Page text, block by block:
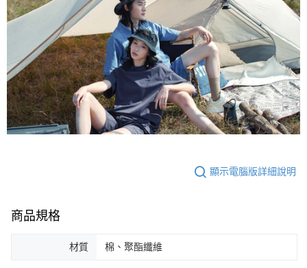
顯示電腦版詳細說明
商品規格
材質 棉、聚酯纖維